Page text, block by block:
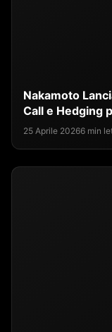
Nakamoto
Call e Hedging
25 Aprile 20266 min